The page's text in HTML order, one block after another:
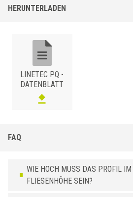
10 x 10
Viereckiges massives Profil geeignet für
MESSING
PQ
HERUNTERLADEN
LINETEC PQ -
DATENBLATT
FAQ
WIE HOCH MUSS DAS PROFIL IM
FLIESENHÖHE SEIN?